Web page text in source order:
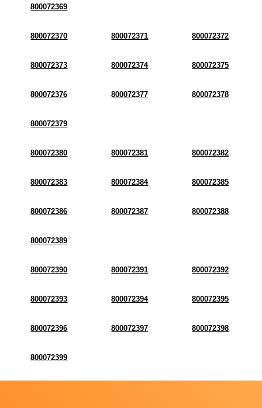
800072369
800072370 800072371 800072372
800072373 800072374 800072375
800072376 800072377 800072378
800072379
800072380 800072381 800072382
800072383 800072384 800072385
800072386 800072387 800072388
800072389
800072390 800072391 800072392
800072393 800072394 800072395
800072396 800072397 800072398
800072399